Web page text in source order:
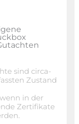
sind circa-
Zustand
in der
Zertifikate